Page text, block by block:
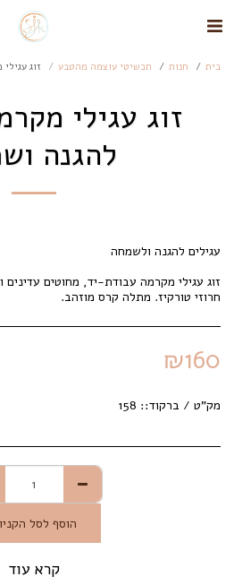
בית חנות תכשיטי עוצמה מהטבע זוג
זוג עגילי
להגנה
חרוזי טורקיז. מתלה קרס מוזהב.
₪160
מק"ט / ברקוד:: 158
הוסף לסל
קרא עוד